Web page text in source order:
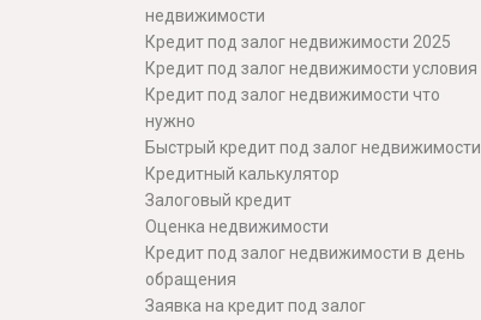
недвижимости
Кредит под залог недвижимости 2025
Кредит под залог недвижимости условия
Кредит под залог недвижимости что
нужно
Быстрый кредит под залог недвижимости
Кредитный калькулятор
Залоговый кредит
Оценка недвижимости
Кредит под залог недвижимости в день
обращения
Заявка на кредит под залог